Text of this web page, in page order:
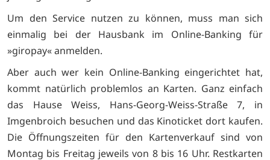
Um den Service nutzen zu können, muss man sich
einmalig bei der Hausbank im Online-Banking für
»giropay« anmelden.
Aber auch wer kein Online-Banking eingerichtet hat,
kommt natürlich problemlos an Karten. Ganz einfach
das Hause Weiss, Hans-Georg-Weiss-Straße 7, in
Imgenbroich besuchen und das Kinoticket dort kaufen.
Die Öffnungszeiten für den Kartenverkauf sind von
Montag bis Freitag jeweils von 8 bis 16 Uhr. Restkarten